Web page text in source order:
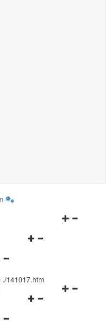
Navigationsmenü
./141017.htm
Navigationsmenü